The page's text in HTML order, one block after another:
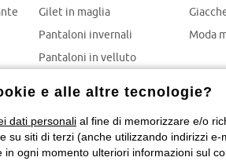
Gilet in maglia
Pantaloni invernali
Pantaloni in velluto
Moda
e alle altre tecnologie?
dati personali al fine di memorizzare e/o
siti di terzi (anche utilizzando indirizzi
ogni momento ulteriori informazioni sul